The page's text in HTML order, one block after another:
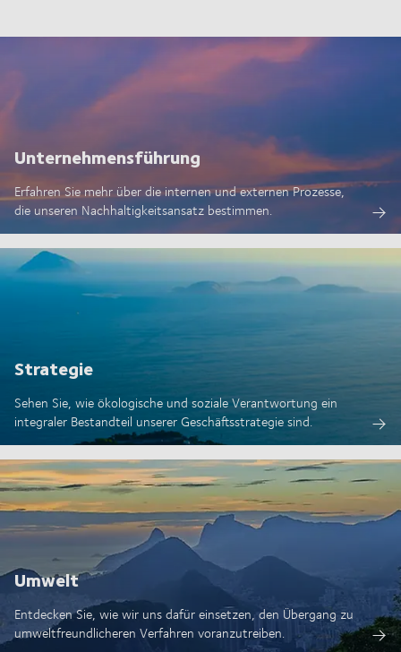
Unternehmensführung
Erfahren Sie mehr über die internen und externen Prozesse,
die unseren Nachhaltigkeitsansatz bestimmen.
Strategie
Sehen Sie, wie ökologische und soziale Verantwortung ein
integraler Bestandteil unserer Geschäftsstrategie sind.
Umwelt
Entdecken Sie, wie wir uns dafür einsetzen, den Übergang zu
umweltfreundlicheren Verfahren voranzutreiben.